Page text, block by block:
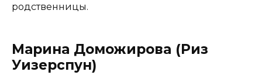
родственницы.
Марина Доможирова (Риз
Уизерспун)